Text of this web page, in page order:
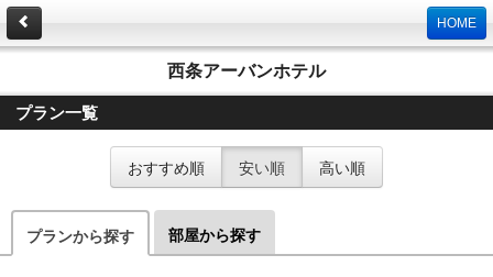
HOME
西条アーバンホテル
プラン一覧
おすすめ順 安い順 高い順
プランから探す 部屋から探す